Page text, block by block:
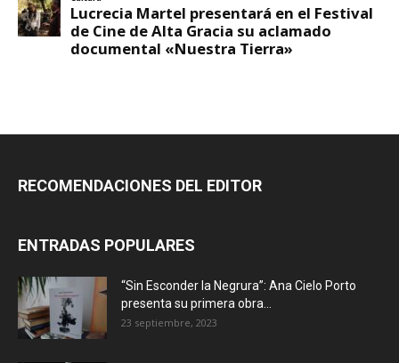
RECOMENDACIONES DEL EDITOR
ENTRADAS POPULARES
“Sin Esconder la Negrura”: Ana Cielo Porto
presenta su primera obra...
23 septiembre, 2023